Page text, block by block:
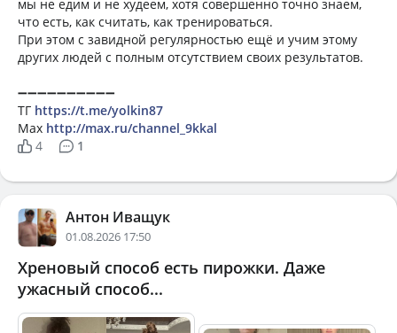
мы не едим и не худеем, хотя совершенно точно знаем,
что есть, как считать, как тренироваться.
При этом с завидной регулярностью ещё и учим этому
других людей с полным отсутствием своих результатов.
➖➖➖➖➖➖➖➖➖➖
ТГ https://t.me/yolkin87
Мах http://max.ru/channel_9kkal
4
1
Антон Иващук
01.08.2026 17:50
Хреновый способ есть пирожки. Даже
ужасный способ...